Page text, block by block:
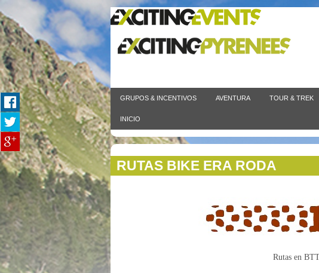
GRUPOS & INCENTIVOS AVENTURA TOUR & TREK
INICIO
RUTAS BIKE ERA RODA
Rutas en